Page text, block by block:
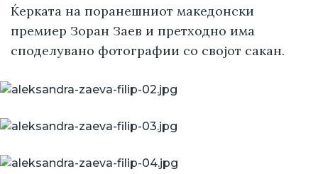
Ќерката на поранешниот македонски
премиер Зоран Заев и претходно има
споделувано фотографии со својот сакан.